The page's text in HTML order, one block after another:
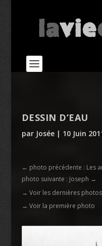
DESSIN D’EAU
par Josée| 10 Juin
← photo précédente : Les
photo suivante : Joseph →
→ Voir les dernières photos
→ Voir la première photo